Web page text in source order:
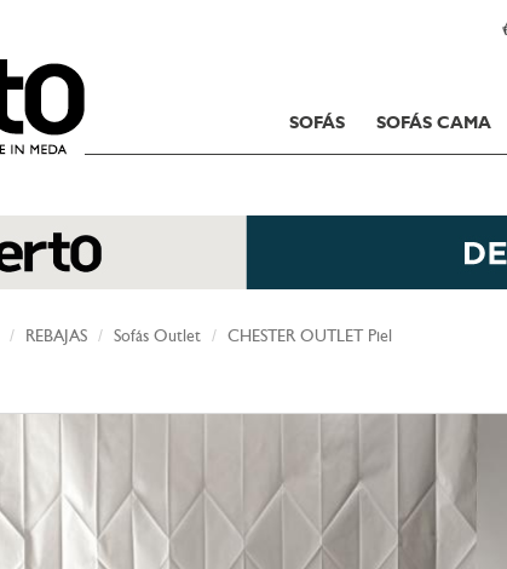
SOFÁS SOFÁS CAMA
REBAJAS Sofás Outlet CHESTER OUTLET Piel